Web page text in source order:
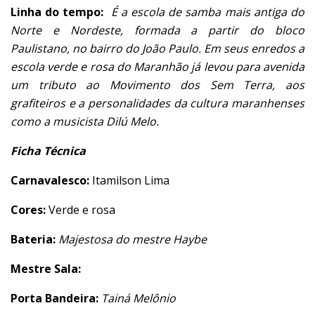
Linha do tempo: É a escola de samba mais antiga do
Norte e Nordeste, formada a partir do bloco
Paulistano, no bairro do João Paulo. Em seus enredos a
escola verde e rosa do Maranhão já levou para avenida
um tributo ao Movimento dos Sem Terra, aos
grafiteiros e a personalidades da cultura maranhenses
como a musicista Dilú Melo.
Ficha Técnica
Carnavalesco: Itamilson Lima
Cores:Verde e rosa
Bateria: Majestosa do mestre Haybe
Mestre Sala:
Porta Bandeira: Tainá Melônio